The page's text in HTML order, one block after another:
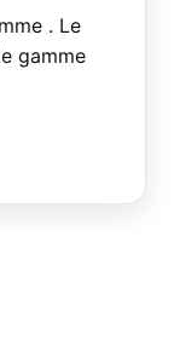
. Le
gamme